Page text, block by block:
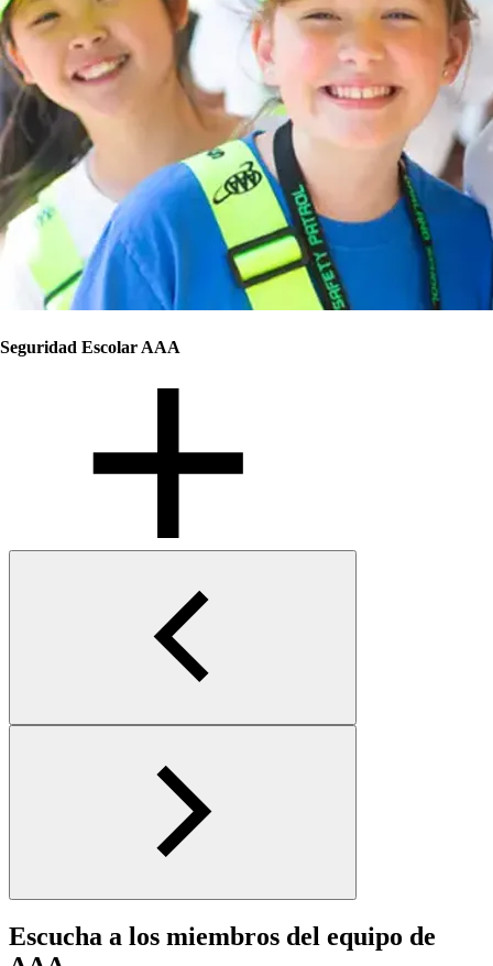
Seguridad Escolar AAA
Escucha a los miembros del equipo de